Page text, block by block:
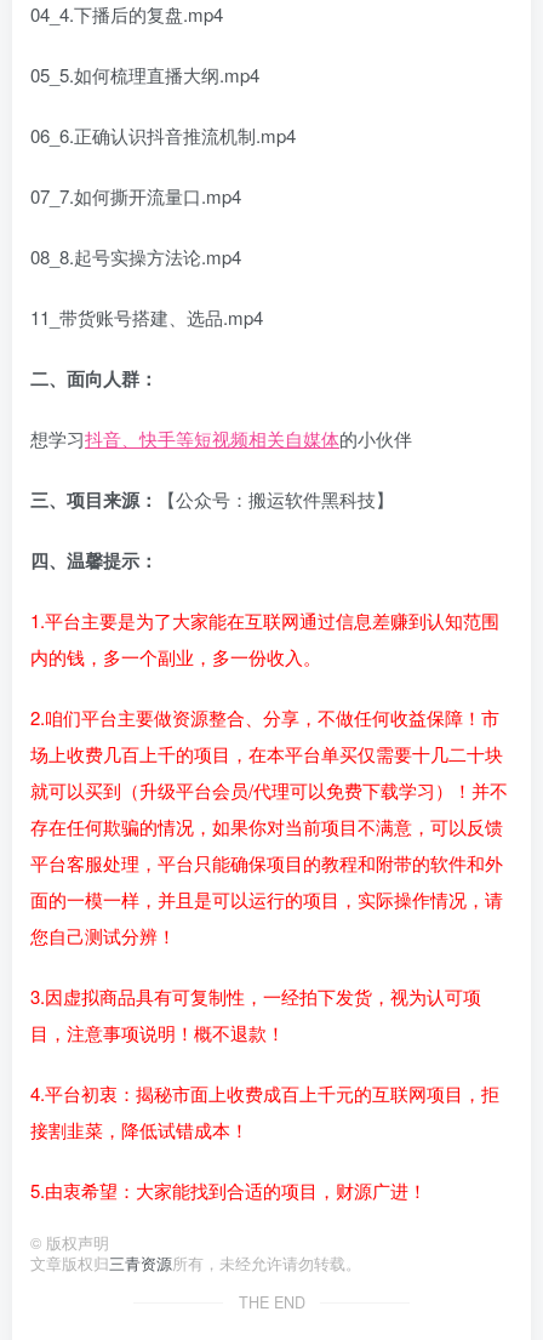
04_4.下播后的复盘.mp4
05_5.如何梳理直播大纲.mp4
06_6.正确认识抖音推流机制.mp4
07_7.如何撕开流量口.mp4
08_8.起号实操方法论.mp4
11_带货账号搭建、选品.mp4
二、面向人群：
想学习抖音、快手等短视频相关自媒体的小伙伴
三、项目来源： 【公众号：搬运软件黑科技】
四、温馨提示：
1.平台主要是为了大家能在互联网通过信息差赚到认知范围
内的钱，多一个副业，多一份收入。
2.咱们平台主要做资源整合、分享，不做任何收益保障！市
场上收费几百上千的项目，在本平台单买仅需要十几二十块
就可以买到（升级平台会员/代理可以免费下载学习）！并不
存在任何欺骗的情况，如果你对当前项目不满意，可以反馈
平台客服处理，平台只能确保项目的教程和附带的软件和外
面的一模一样，并且是可以运行的项目，实际操作情况，请
您自己测试分辨！
3.因虚拟商品具有可复制性，一经拍下发货，视为认可项
目，注意事项说明！概不退款！
4.平台初衷：揭秘市面上收费成百上千元的互联网项目，拒
接割韭菜，降低试错成本！
5.由衷希望：大家能找到合适的项目，财源广进！
© 版权声明
文章版权归三青资源所有，未经允许请勿转载。
THE END